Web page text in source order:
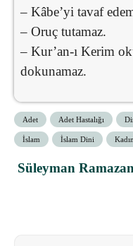
– Kâbe’yi tavaf
– Oruç tutamaz.
– Kur’an-ı Kerim
dokunamaz.
Adet Adet Hastalığı
İslam İslam Dini
Süleyman